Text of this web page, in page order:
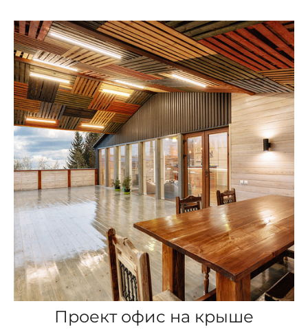
Проект офис на крыше